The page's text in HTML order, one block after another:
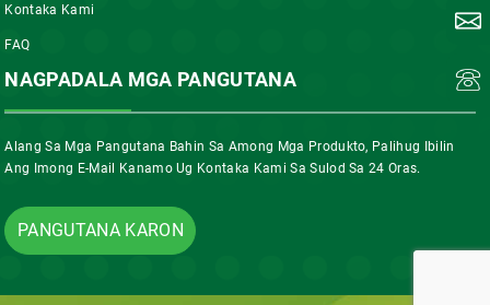
Kontaka Kami
FAQ
NAGPADALA MGA PANGUTANA
Alang Sa Mga Pangutana Bahin Sa Among Mga Produkto, Palihug Ibilin
Ang Imong E-Mail Kanamo Ug Kontaka Kami Sa Sulod Sa 24 Oras.
PANGUTANA KARON